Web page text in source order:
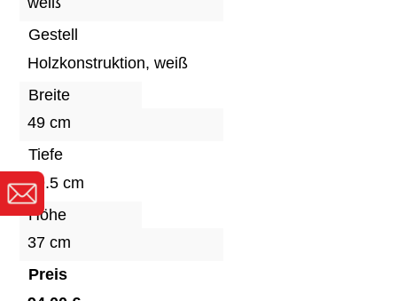
Gestell
Holzkonstruktion, weiß
Breite
49 cm
Tiefe
49.5 cm
Höhe
37 cm
Preis